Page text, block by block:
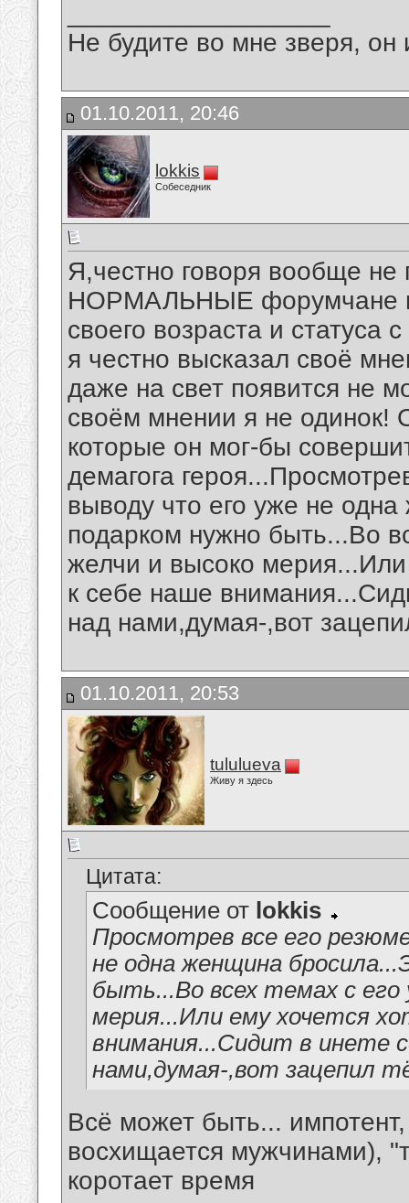
Не будите во мне зверя, он
01.10.2011, 20:46
lokkis
Собеседник
Я,честно говоря вообще не
НОРМАЛЬНЫЕ форумчане
своего возраста и статуса
я честно высказал своё
даже на свет появится не
своём мнении я не одинок!
которые он мог-бы
демагога
выводу что его уже не
подарком нужно быть...Во
желчи и высоко мерия...Или
к себе наше
над нами,думая-,вот
01.10.2011, 20:53
tululueva
Живу я здесь
Цитата:
Сообщение от lokkis
Просмотрев все его
не одна женщина
быть...Во всех темах с его
мерия...Или ему хочется
внимания...Сидит в инете
нами,думая-,вот зацепил
Всё может быть...
восхищается мужчинами),
коротает время